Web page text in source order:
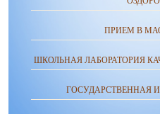
ПРИЕМ В
ШКОЛЬНАЯ ЛАБОРАТОРИЯ
ГОСУДАРСТВЕННАЯ